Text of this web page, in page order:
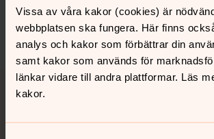
Vissa av våra kakor (cookies) är
webbplatsen ska fungera. Här finns
analys och kakor som förbättrar din
samt kakor som används för
länkar vidare till andra plattformar. Läs
kakor.
norrkoping@svenskakyrkan.se
Dela
Tillbaka till toppen
Tillbaka till innehållet